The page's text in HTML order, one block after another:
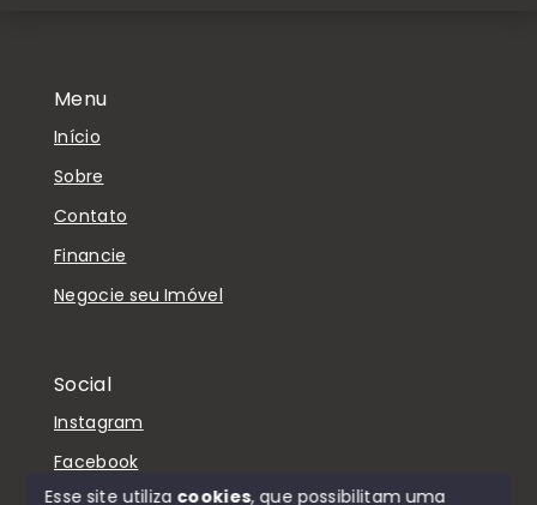
Menu
Início
Sobre
Contato
Financie
Negocie seu Imóvel
Social
Instagram
Facebook
Esse site utiliza cookies, que possibilitam uma